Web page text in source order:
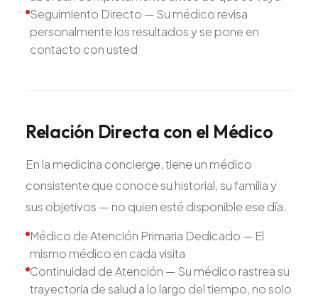
Seguimiento Directo — Su médico revisa
personalmente los resultados y se pone en
contacto con usted
Relación Directa con el Médico
En la medicina concierge, tiene un médico
consistente que conoce su historial, su familia y
sus objetivos — no quien esté disponible ese día.
Médico de Atención Primaria Dedicado — El
mismo médico en cada visita
Continuidad de Atención — Su médico rastrea su
trayectoria de salud a lo largo del tiempo, no solo